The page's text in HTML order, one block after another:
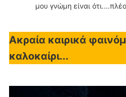
μου γνώμη είναι
Ακραία καιρικά
καλοκαίρι...